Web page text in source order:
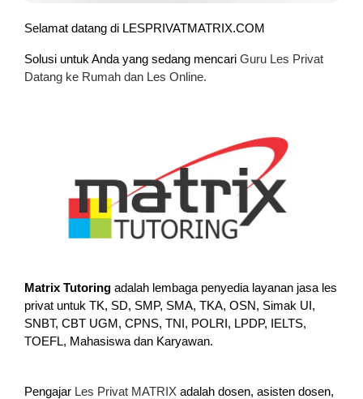
Selamat datang di LESPRIVATMATRIX.COM
Solusi untuk Anda yang sedang mencari Guru Les Privat
Datang ke Rumah dan Les Online.
Matrix Tutoring adalah lembaga penyedia layanan jasa les
privat untuk TK, SD, SMP, SMA, TKA, OSN, Simak UI,
SNBT, CBT UGM, CPNS, TNI, POLRI, LPDP, IELTS,
TOEFL, Mahasiswa dan Karyawan.
Pengajar Les Privat MATRIXadalah dosen, asisten dosen,